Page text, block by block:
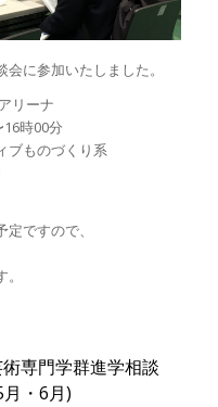
に参加いたしました。
リーナ
時00分
ブものづくり系
ですので、
専門学群進学相談
・6月)